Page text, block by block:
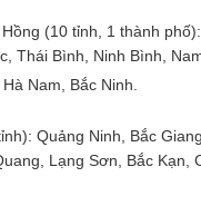
(10 tỉnh, 1 thành
Thái Bình, Ninh Bình,
Nam, Bắc Ninh.
Quảng Ninh, Bắc
Lạng Sơn, Bắc Kạn,